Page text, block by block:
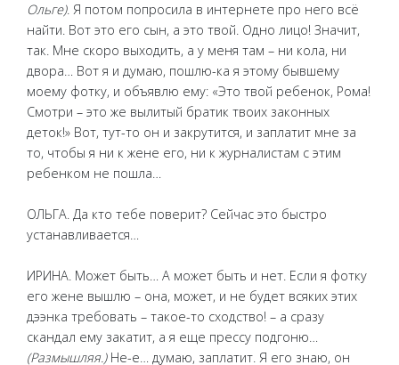
Ольге). Я потом попросила в интернете про него всё
найти. Вот это его сын, а это твой. Одно лицо! Значит,
так. Мне скоро выходить, а у меня там – ни кола, ни
двора… Вот я и думаю, пошлю-ка я этому бывшему
моему фотку, и объявлю ему: «Это твой ребенок, Рома!
Смотри – это же вылитый братик твоих законных
деток!» Вот, тут-то он и закрутится, и заплатит мне за
то, чтобы я ни к жене его, ни к журналистам с этим
ребенком не пошла…
ОЛЬГА. Да кто тебе поверит? Сейчас это быстро
устанавливается…
ИРИНА. Может быть… А может быть и нет. Если я фотку
его жене вышлю – она, может, и не будет всяких этих
дээнка требовать – такое-то сходство! – а сразу
скандал ему закатит, а я еще прессу подгоню…
(Размышляя.)Не-е… думаю, заплатит. Я его знаю, он